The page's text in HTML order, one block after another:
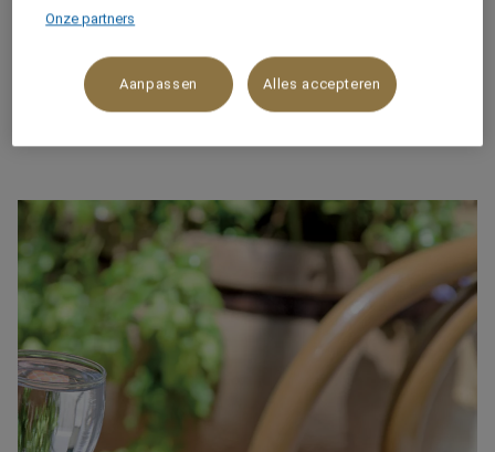
WAAROM U HET
Onze partners
Aanpassen Alles accepteren